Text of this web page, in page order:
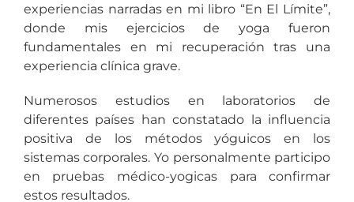
experiencias narradas en mi libro “En El Límite”,
donde mis ejercicios de yoga fueron
fundamentales en mi recuperación tras una
experiencia clínica grave.
Numerosos estudios en laboratorios de
diferentes países han constatado la influencia
positiva de los métodos yóguicos en los
sistemas corporales. Yo personalmente participo
en pruebas médico-yogicas para confirmar
estos resultados.